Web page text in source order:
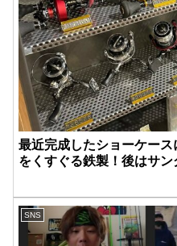
最近完成したショーケー
をくすぐる鉄製！後はサン
SNS